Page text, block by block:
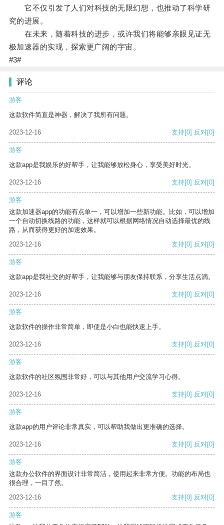
它不仅引发了人们对科技的无限幻想，也推动了科学研
究的进展。
在未来，随着科技的进步，或许我们将能够亲眼见证无
极加速器的实现，探索更广阔的宇宙。
#3#
评论
游客
这款软件简直是神器，解决了我所有问题。
2023-12-16 支持[0] 反对[0]
游客
这款app是我娱乐的好帮手，让我能够放松身心，享受美好时光。
2023-12-16 支持[0] 反对[0]
游客
这款加速器app的功能有点单一，可以增加一些新功能。比如，可以增加
一个自动切换线路的功能，这样就可以根据网络情况自动选择最优的线
路，从而获得更好的加速效果。
2023-12-16
支持[0] 反对[0]
游客
这款app是我社交的好帮手，让我能够与朋友保持联系，分享生活点滴。
2023-12-16 支持[0] 反对[0]
游客
这款软件的操作非常简单，即使是小白也能快速上手。
2023-12-16 支持[0] 反对[0]
游客
这款软件的社区氛围非常好，可以与其他用户交流学习心得。
2023-12-16 支持[0] 反对[0]
游客
这款app的用户评论非常真实，可以帮助我做出更准确的选择。
2023-12-16 支持[0] 反对[0]
游客
这款办公软件的界面设计非常简洁，使用起来非常方便。功能的布局也
很合理，一目了然。
2023-12-16
支持[0] 反对[0]
游客